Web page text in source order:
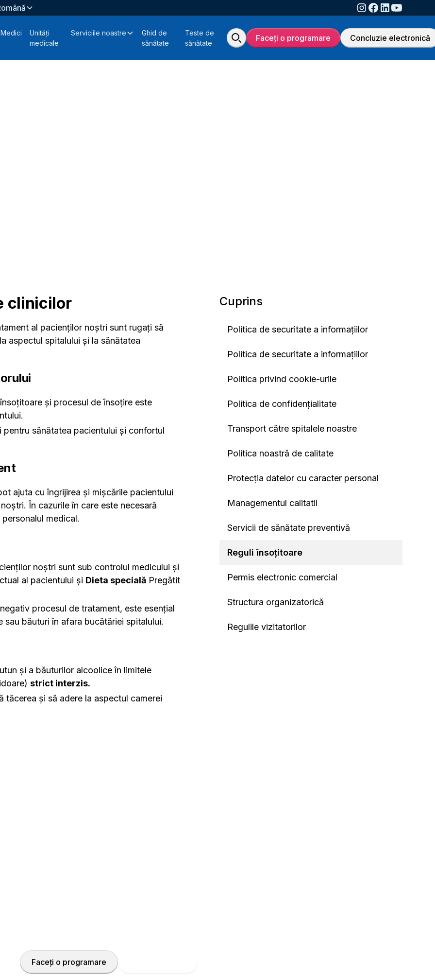
Medici
Unități
medicale
Serviciile noastre
Ghid de
sănătate
Teste de
sănătate
Faceți o programare Concluzie electronică
clinicilor
al pacienților noștri sunt rugați să
aspectul spitalului și la sănătatea
și procesul de însoțire este
pentru sănătatea pacientului și confortul
ajuta cu îngrijirea și mișcările pacientului
În cazurile în care este necesară
medical.
noștri sunt sub controlul medicului și
al pacientului și Dieta specială Pregătit
procesul de tratament, este esențial
băuturi în afara bucătăriei spitalului.
și a băuturilor alcoolice în limitele
strict interzis.
tăcerea și să adere la aspectul camerei
Cuprins
Politica de securitate a informațiilor
Politica de securitate a informațiilor
Politica privind cookie-urile
Politica de confidențialitate
Transport către spitalele noastre
Politica noastră de calitate
Protecția datelor cu caracter personal
Managementul calitatii
Servicii de sănătate preventivă
Reguli însoțitoare
Permis electronic comercial
Structura organizatorică
Regulile vizitatorilor
Faceți o programare